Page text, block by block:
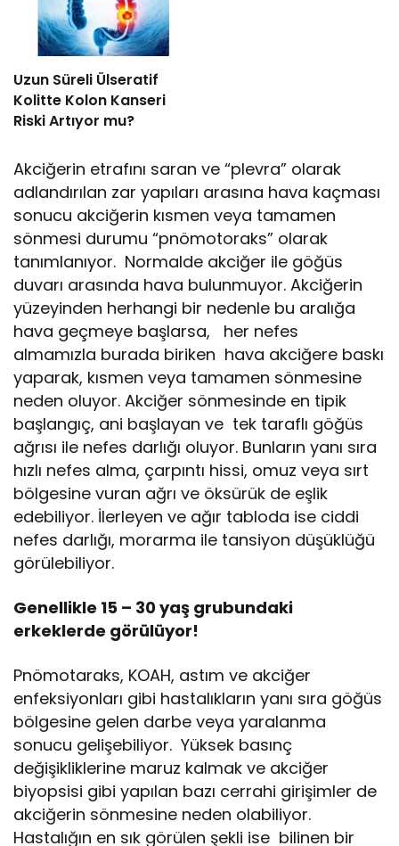
Uzun Süreli Ülseratif
Kolitte Kolon Kanseri
Riski Artıyor mu?
Akciğerin etrafını saran ve “plevra” olarak
adlandırılan zar yapıları arasına hava kaçması
sonucu akciğerin kısmen veya tamamen
sönmesi durumu “pnömotoraks” olarak
tanımlanıyor. Normalde akciğer ile göğüs
duvarı arasında hava bulunmuyor. Akciğerin
yüzeyinden herhangi bir nedenle bu aralığa
hava geçmeye başlarsa, her nefes
almamızla burada biriken hava akciğere baskı
yaparak, kısmen veya tamamen sönmesine
neden oluyor. Akciğer sönmesinde en tipik
başlangıç, ani başlayan ve tek taraflı göğüs
ağrısı ile nefes darlığı oluyor. Bunların yanı sıra
hızlı nefes alma, çarpıntı hissi, omuz veya sırt
bölgesine vuran ağrı ve öksürük de eşlik
edebiliyor. İlerleyen ve ağır tabloda ise ciddi
nefes darlığı, morarma ile tansiyon düşüklüğü
görülebiliyor.
Genellikle 15 – 30 yaş grubundaki
erkeklerde görülüyor!
Pnömotaraks, KOAH, astım ve akciğer
enfeksiyonları gibi hastalıkların yanı sıra göğüs
bölgesine gelen darbe veya yaralanma
sonucu gelişebiliyor. Yüksek basınç
değişikliklerine maruz kalmak ve akciğer
biyopsisi gibi yapılan bazı cerrahi girişimler de
akciğerin sönmesine neden olabiliyor.
Hastalığın en sık görülen şekli ise bilinen bir